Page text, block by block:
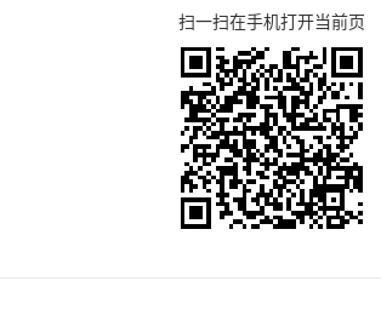
扫一扫在手机打开当前页